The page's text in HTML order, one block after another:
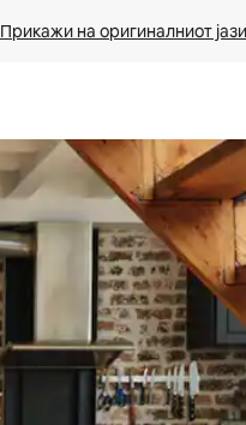
Прикажи на оригиналниот